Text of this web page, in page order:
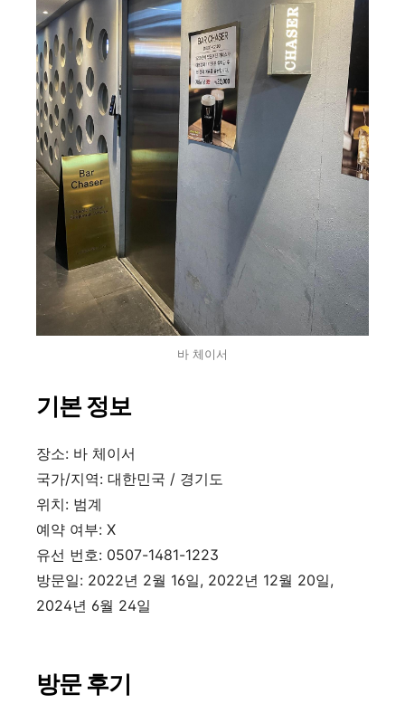
바 체이서
기본 정보
장소: 바 체이서
국가/지역: 대한민국 / 경기도
위치: 범계
예약 여부: X
유선 번호: 0507-1481-1223
방문일: 2022년 2월 16일, 2022년 12월 20일,
2024년 6월 24일
방문 후기